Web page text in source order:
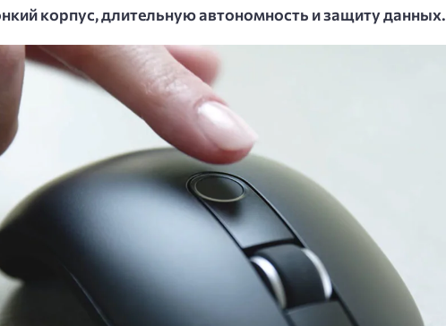
корпус, длительную автономность и защиту данных.